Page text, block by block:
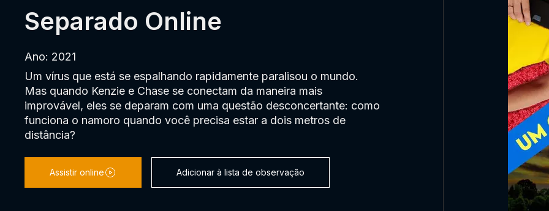
Separado Online
Ano: 2021
Um vírus que está se espalhando rapidamente paralisou o mundo.
Mas quando Kenzie e Chase se conectam da maneira mais
improvável, eles se deparam com uma questão desconcertante: como
funciona o namoro quando você precisa estar a dois metros de
distância?
Assistir online Adicionar à lista de observação